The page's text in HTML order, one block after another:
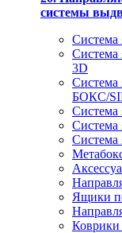
системы
3D
БОКС/
Ящики
Коврики